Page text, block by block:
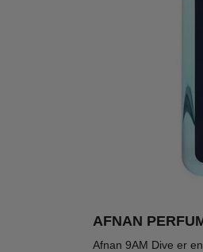
AFNAN
Afnan 9AM Dive er
Ønskeskyen Favorit
-28%